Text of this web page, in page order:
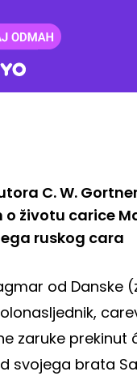
C. W.
životu carice
ruskog cara
od Danske
zaruke prekinut
svojega brata